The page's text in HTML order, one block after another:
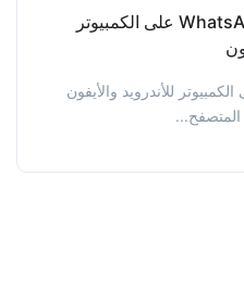
واتساب ويب – فتح WhatsApp Web على الكمبيوتر
للأندرويد والأيفون